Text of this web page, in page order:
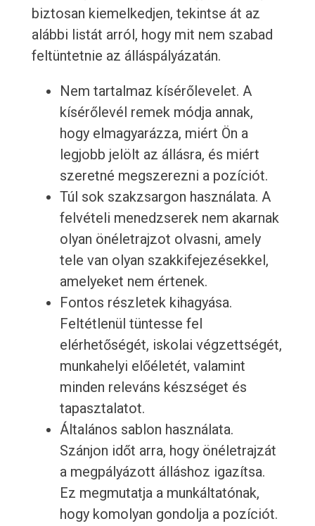
biztosan kiemelkedjen, tekintse át az
alábbi listát arról, hogy mit nem szabad
feltüntetnie az álláspályázatán.
Nem tartalmaz kísérőlevelet. A
kísérőlevél remek módja annak,
hogy elmagyarázza, miért Ön a
legjobb jelölt az állásra, és miért
szeretné megszerezni a pozíciót.
Túl sok szakzsargon használata. A
felvételi menedzserek nem akarnak
olyan önéletrajzot olvasni, amely
tele van olyan szakkifejezésekkel,
amelyeket nem értenek.
Fontos részletek kihagyása.
Feltétlenül tüntesse fel
elérhetőségét, iskolai végzettségét,
munkahelyi előéletét, valamint
minden releváns készséget és
tapasztalatot.
Általános sablon használata.
Szánjon időt arra, hogy önéletrajzát
a megpályázott álláshoz igazítsa.
Ez megmutatja a munkáltatónak,
hogy komolyan gondolja a pozíciót.